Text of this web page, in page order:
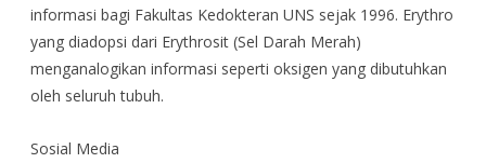
informasi bagi Fakultas Kedokteran UNS sejak 1996. Erythro
yang diadopsi dari Erythrosit (Sel Darah Merah)
menganalogikan informasi seperti oksigen yang dibutuhkan
oleh seluruh tubuh.
Sosial Media